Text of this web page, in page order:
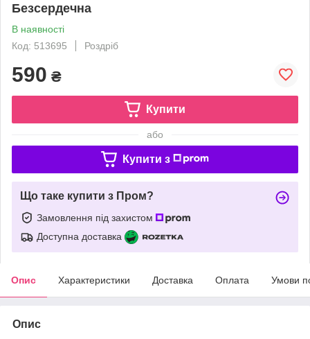
Безсердечна
В наявності
Код: 513695
Роздріб
590 ₴
Купити
або
Купити з
Що таке купити з Пром?
Замовлення під захистом
Доступна доставка
Опис Характеристики Доставка Оплата Умови
Опис